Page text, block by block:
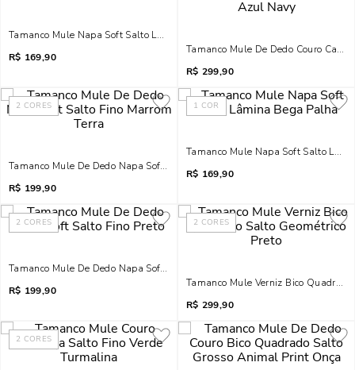
Tamanco Mule Napa Soft Salto Lâmina Preto
R$ 169,90
Tamanco Mule De Dedo Couro
R$ 299,90
2 CORES
Tamanco Mule De Dedo Napa Soft Salto Fino Marrom Terra
R$ 199,90
1 COR
Tamanco Mule Napa Soft Salto
R$ 169,90
2 CORES
Tamanco Mule De Dedo Napa Soft Salto Fino Preto
R$ 199,90
2 CORES
Tamanco Mule Verniz Bico
R$ 299,90
2 CORES